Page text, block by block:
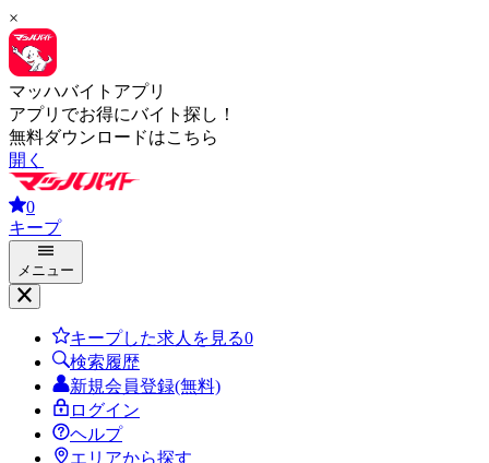
×
マッハバイトアプリ
アプリでお得にバイト探し！
無料ダウンロードはこちら
開く
0
キープ
メニュー
キープした求人を見る0
検索履歴
新規会員登録(無料)
ログイン
ヘルプ
エリアから探す